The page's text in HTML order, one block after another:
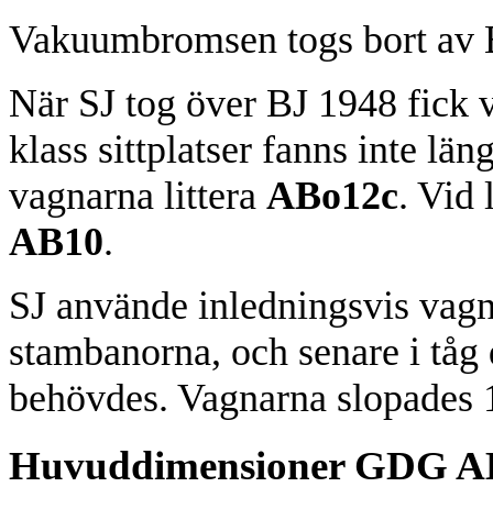
Vakuumbromsen togs bort av
När SJ tog över BJ 1948 fick
klass sittplatser fanns inte
vagnarna littera ABo12c. Vid
AB10.
SJ använde inledningsvis
stambanorna, och senare i
behövdes. Vagnarna slopades
Huvuddimensioner GDG